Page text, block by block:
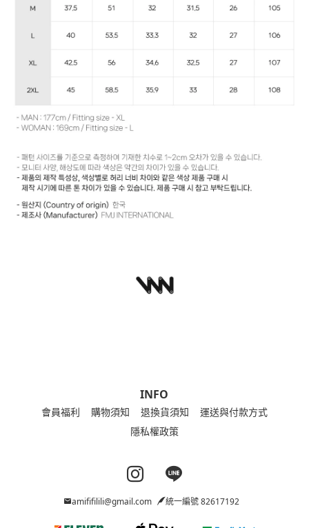
INFO
會員福利 購物須知 退換貨須知
運送與付款方式
隱私權政策
Instagram page
Line page
amififilili@gmail.com 統一編號 82617192